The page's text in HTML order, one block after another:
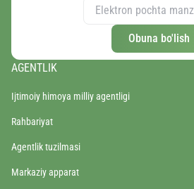
Obuna bo'lish
AGENTLIK
Ijtimoiy himoya milliy agentligi
Rahbariyat
Agentlik tuzilmasi
Markaziy apparat